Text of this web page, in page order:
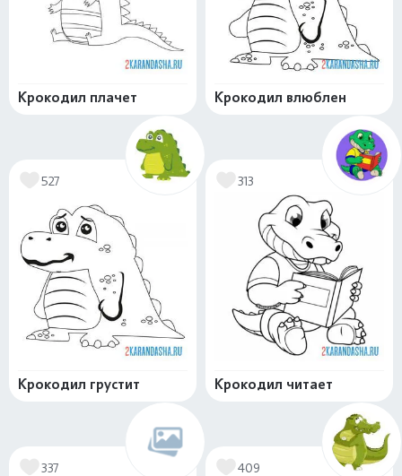
Крокодил плачет Крокодил влюблен
527
Крокодил грустит
313
Крокодил читает
337 409